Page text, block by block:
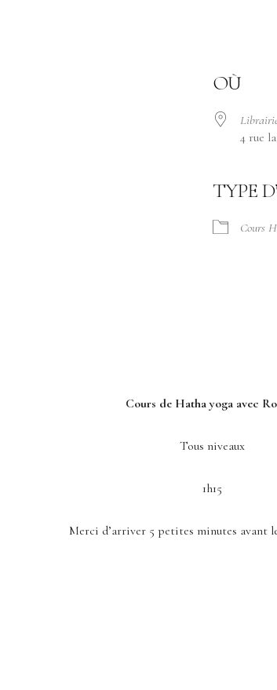
OÙ
4 rue
TYPE
Cours
Cours de Hatha yoga avec
Tous niveaux
1h15
Merci d’arriver 5 petites minutes avant